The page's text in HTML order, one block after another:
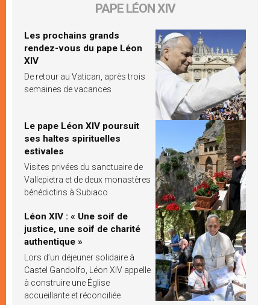
PAPE LÉON XIV
Les prochains grands
rendez-vous du pape Léon
XIV
De retour au Vatican, après trois
semaines de vacances
Le pape Léon XIV poursuit
ses haltes spirituelles
estivales
Visites privées du sanctuaire de
Vallepietra et de deux monastères
bénédictins à Subiaco
Léon XIV : « Une soif de
justice, une soif de charité
authentique »
Lors d’un déjeuner solidaire à
Castel Gandolfo, Léon XIV appelle
à construire une Église
accueillante et réconciliée